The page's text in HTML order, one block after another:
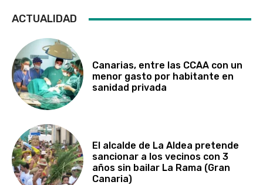
ACTUALIDAD
Canarias, entre las CCAA con un
menor gasto por habitante en
sanidad privada
El alcalde de La Aldea pretende
sancionar a los vecinos con 3
años sin bailar La Rama (Gran
Canaria)